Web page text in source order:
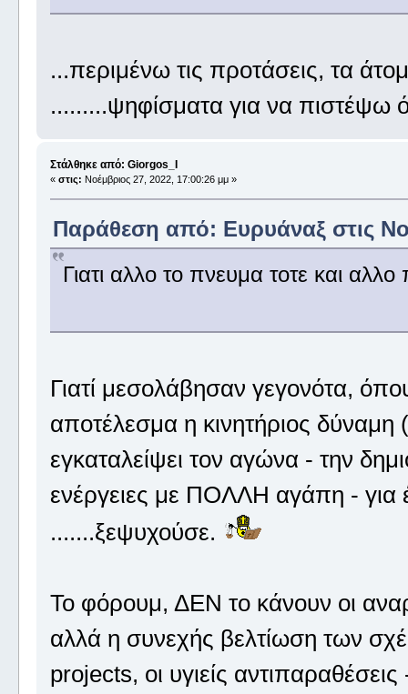
...περιμένω τις προτάσεις, τα
.........ψηφίσματα για να πιστέψω
Στάλθηκε από: Giorgos_I
« στις: Νοέμβριος 27, 2022, 17:00:26 μμ »
Παράθεση από: Ευρυάναξ στις
Γιατι αλλο το πνευμα τοτε και
Γιατί μεσολάβησαν γεγονότα,
αποτέλεσμα η κινητήριος
εγκαταλείψει τον αγώνα - την
ενέργειες με ΠΟΛΛΗ αγάπη -
.......ξεψυχούσε.
Το φόρουμ, ΔΕΝ το κάνουν οι
αλλά η συνεχής βελτίωση των
projects, οι υγιείς